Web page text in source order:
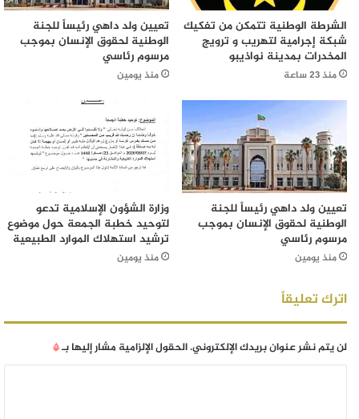
الشرطة الوطنية تتمكن من تفكيك
شبكة إجرامية لتهريب و ترويج
المخدرات بمدينة نواذيبو
منذ 23 ساعة
تعيين ولد داهي رئيساً للجنة
الوطنية لحقوق الإنسان بموجب
مرسوم رئاسي
منذ يومين
تعيين ولد داهي رئيساً للجنة
الوطنية لحقوق الإنسان بموجب
مرسوم رئاسي
منذ يومين
وزارة الشؤون الإسلامية تدعو
لتوحيد خطبة الجمعة حول موضوع
ترشيد استهلاك الموارد الطبيعية
منذ يومين
اترك تعليقاً
لن يتم نشر عنوان بريدك الإلكتروني.الحقول الإلزامية مشار إليها بـ*